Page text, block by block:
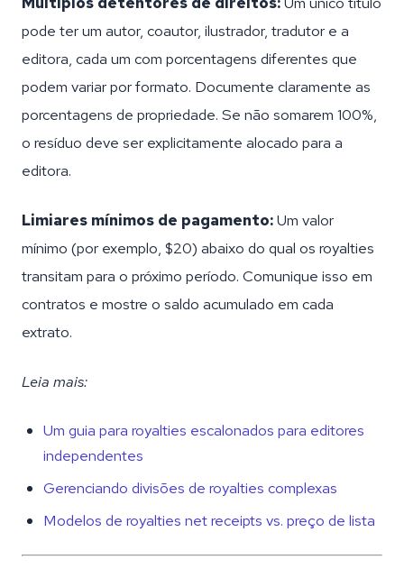
pode ter um autor, coautor, ilustrador, tradutor e a
editora, cada um com porcentagens diferentes que
podem variar por formato. Documente claramente as
porcentagens de propriedade. Se não somarem 100%,
o resíduo deve ser explicitamente alocado para a
editora.
Limiares mínimos de pagamento:Um valor
mínimo (por exemplo, $20) abaixo do qual os royalties
transitam para o próximo período. Comunique isso em
contratos e mostre o saldo acumulado em cada
extrato.
Leia mais:
Um guia para royalties escalonados para editores
independentes
Gerenciando divisões de royalties complexas
Modelos de royalties net receipts vs. preço de lista